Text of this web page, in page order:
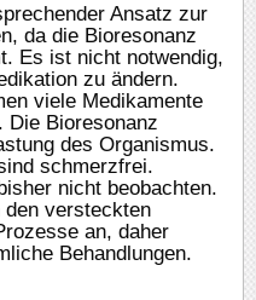
Ansatz zur
da die Bioresonanz
Es ist nicht notwendig,
zu ändern.
viele Medikamente
Die Bioresonanz
des Organismus.
schmerzfrei.
nicht beobachten.
den versteckten
an, daher
Behandlungen.